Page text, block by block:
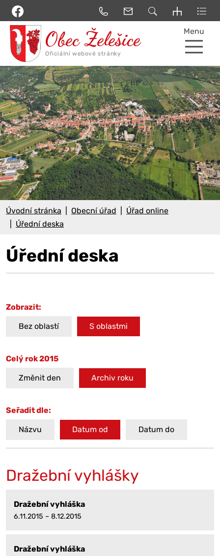
Menu
Úvodní stránka Obecní úřad
Úřad online
Úřední deska
Úřední deska
Zobrazit:
Bez oblastí S oblastmi
Celý rok 2015
Změnit den Archiv roku
Seřadit dle:
Názvu Datum od Datum do
Dražební vyhlášky
Dražební vyhláška
6.11.2015 – 8.12.2015
Dražební vyhláška